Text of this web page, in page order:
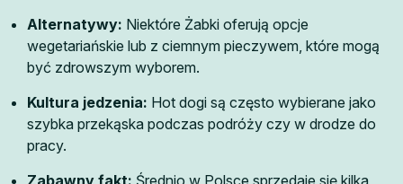
Alternatywy: Niektóre Żabki oferują opcje
wegetariańskie lub z ciemnym pieczywem, które mogą
być zdrowszym wyborem.
Kultura jedzenia: Hot dogi są często wybierane jako
szybka przekąska podczas podróży czy w drodze do
pracy.
Zabawny fakt: Średnio w Polsce sprzedaje się kilka